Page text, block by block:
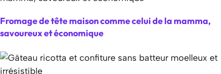
Fromage de tête maison comme celui de la mamma,
savoureux et économique